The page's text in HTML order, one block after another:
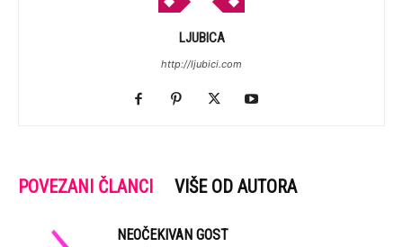
LJUBICA
http://ljubici.com
POVEZANI ČLANCI VIŠE OD AUTORA
NEOČEKIVAN GOST